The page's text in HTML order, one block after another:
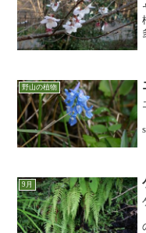
野山の植物
9月